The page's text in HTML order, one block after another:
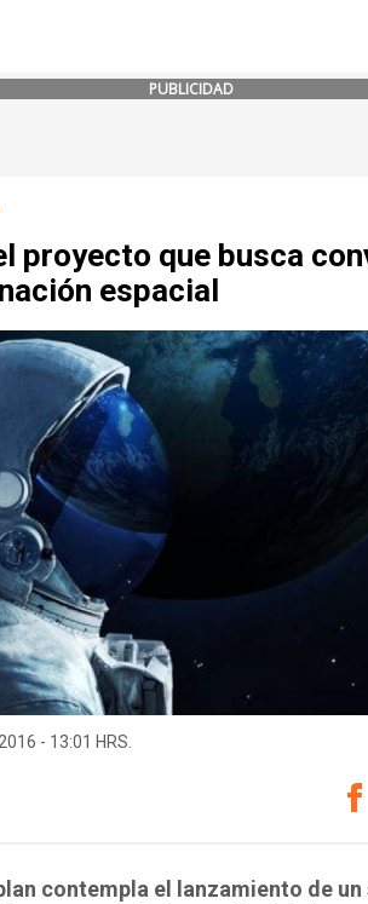
PUBLICIDAD
proyecto que busca
espacial
- 13:01 HRS.
contempla el lanzamiento de